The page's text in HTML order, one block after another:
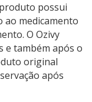
possui
ao medicamento
O Ozivy
e também após o
original
após